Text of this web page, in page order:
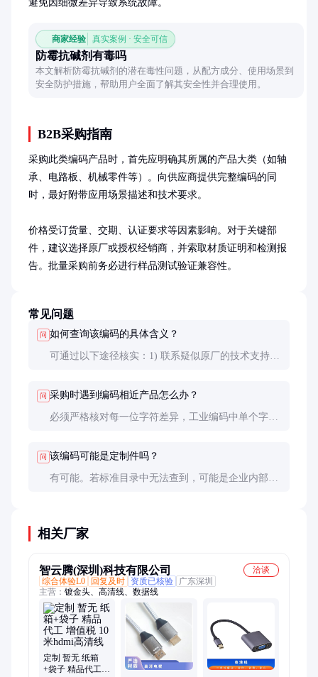
避免因细微差异导致系统故障。
商家经验 真实案例 · 安全可信
防霉抗碱剂有毒吗
本文解析防霉抗碱剂的潜在毒性问题，从配方成分、使用场景到
安全防护措施，帮助用户全面了解其安全性并合理使用。
B2B采购指南
采购此类编码产品时，首先应明确其所属的产品大类（如轴
承、电路板、机械零件等）。向供应商提供完整编码的同
时，最好附带应用场景描述和技术要求。
价格受订货量、交期、认证要求等因素影响。对于关键部
件，建议选择原厂或授权经销商，并索取材质证明和检测报
告。批量采购前务必进行样品测试验证兼容性。
常见问题
问 如何查询该编码的具体含义？
可通过以下途径核实：1) 联系疑似原厂的技术支持；
问 采购时遇到编码相近产品怎么办？
必须严格核对每一位字符差异，工业编码中单个字母
标。
问 该编码可能是定制件吗？
有可能。若标准目录中无法查到，可能是企业内部的
相关厂家
智云腾(深圳)科技有限公司
洽谈
综合体验L0
回复及时 资质已核验
广东深圳
主营： 镀金头、高清线、数据线
定制 暂无 纸箱
+袋子 精品代工